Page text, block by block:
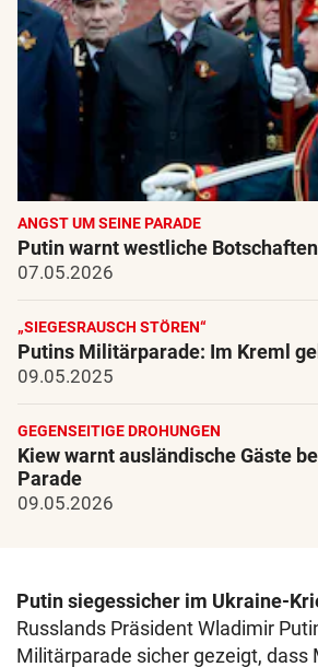
ANGST UM SEINE PARADE
Putin warnt westliche
07.05.2026
„SIEGESRAUSCH STÖREN“
Putins Militärparade: Im Kreml
09.05.2025
GEGENSEITIGE DROHUNGEN
Kiew warnt ausländische Gäste
Parade
09.05.2026
Putin siegessicher im Ukraine-
Russlands Präsident Wladimir
Militärparade sicher gezeigt, dass